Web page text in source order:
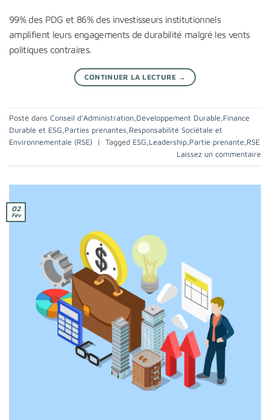
99% des PDG et 86% des investisseurs institutionnels
amplifient leurs engagements de durabilité malgré les vents
politiques contraires.
CONTINUER LA LECTURE →
Posté dans Conseil d'Administration,Développement Durable,Finance
Durable et ESG,Parties prenantes,Responsabilité Sociétale et
Environnementale (RSE)
| Tagged ESG,Leadership,Partie prenante,RSE
Laissez un commentaire
02
Fév